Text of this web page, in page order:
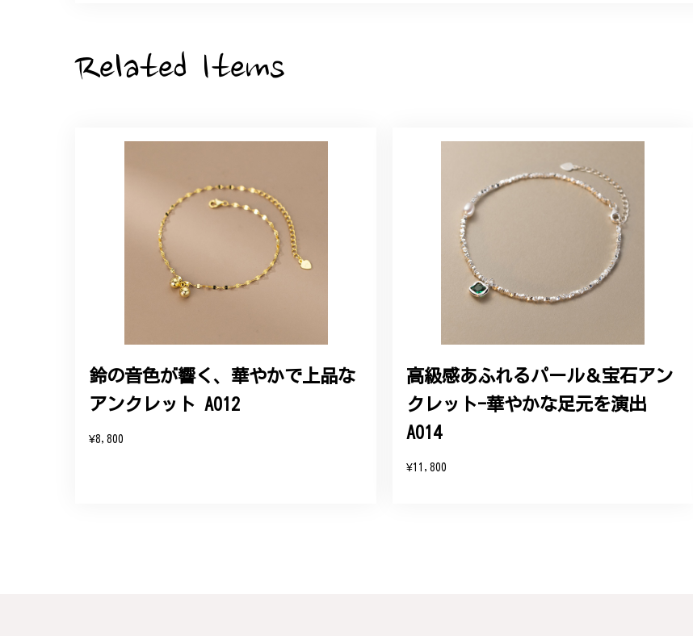
大切な節目のお祝いに、母へのプレゼント用に購入させていただきました。実際に目にすると 華美すぎず丁寧
こちらのオーダーの細かい調整に何度も対応していただき、ありがとうございました。
エレガントな蛇バングル！高級感あるスタイリッシュなデザイン B058
バングルの腕周りのサイズ直しも料金に含まれており、こちらからの質問にも速やかに回答下さり、信頼でき
この度は素晴らしいレビューをいただき、誠にありがとうございます。お客様にご満足いただ
変嬉しく思います。お届けしたバングルが期待以上とのお言葉を頂戴し、励みになります。今
参りますので、何かございましたらいつでもお気軽にご連絡ください。引き続きどうぞよろし
Related Items
鈴の音色が響く、華やかで上品な
アンクレット A012
¥8,800
高級感あふれるパール＆宝石アン
クレット-華やかな足元を演出
A014
¥11,800